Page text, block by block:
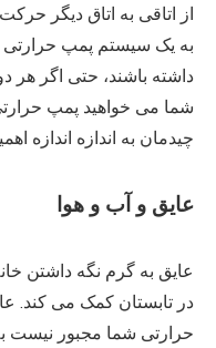
از اتاقی به اتاق دیگر
به یک سیستم پمپ حرارتی
داشته باشند، حتی اگر هر
شما می خواهید پمپ
چیدمان به اندازه اندازه
عایق و آب و هوا
عایق به گرم نگه داشتن
در تابستان کمک می کند.
حرارتی شما مجبور نیست